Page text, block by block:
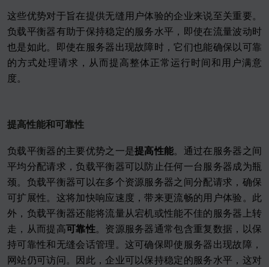
这些优势对于旨在提供无缝用户体验的企业来说至关重要。
负载平衡器有助于保持稳定的服务水平，即使在流量波动时
也是如此。即使在服务器出现故障时，它们也能确保以可靠
的方式处理请求，从而提高整体正常运行时间和用户满意
度。
提高性能和可靠性
负载平衡器的主要优势之一是提高性能。通过在服务器之间
平均分配请求，负载平衡器可以防止任何一台服务器成为瓶
颈。负载平衡器可以在多个资源服务器之间分配请求，确保
可扩展性。这将加快响应速度，带来更流畅的用户体验。此
外，负载平衡器还能将流量从宕机或性能不佳的服务器上转
走，从而提高可靠性。资源服务器通常包含重复数据，以保
持可靠性和无缝会话管理。这可确保即使服务器出现故障，
网站仍可访问。因此，企业可以保持稳定的服务水平，这对